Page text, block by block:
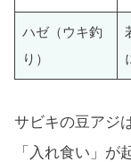
ハゼ（ウキ釣
り）
サビキの豆アジ
「入れ食い」